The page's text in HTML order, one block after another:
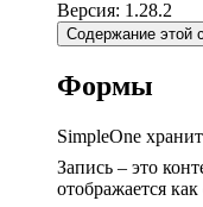
Версия: 1.28.2
Содержание этой
Формы
SimpleOne
Запись – это
отображается